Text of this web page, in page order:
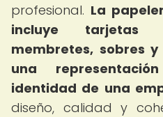
profesional. La
incluye tarjetas
membretes, sobres
una
identidad de una
diseño, calidad y